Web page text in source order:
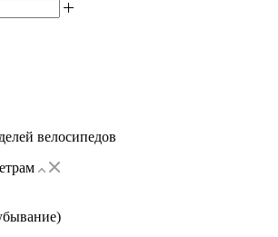
велосипедов